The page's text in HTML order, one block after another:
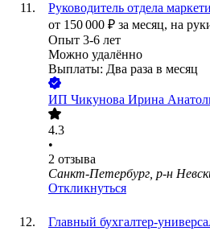
Руководитель отдела
от 150 000 ₽ за месяц, на
Опыт 3-6 лет
Можно удалённо
Выплаты: Два раза в месяц
ИП Чикунова Ирина
4.3
•
2 отзыва
Санкт-Петербург, р-н
Откликнуться
Главный бухгалтер-